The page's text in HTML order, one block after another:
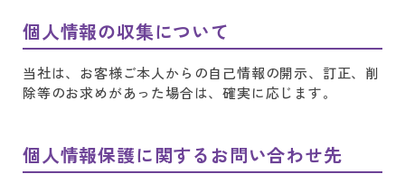
個人情報の収集について
当社は、お客様ご本人からの自己情報の開示、訂正、削
除等のお求めがあった場合は、確実に応じます。
個人情報保護に関するお問い合わせ先